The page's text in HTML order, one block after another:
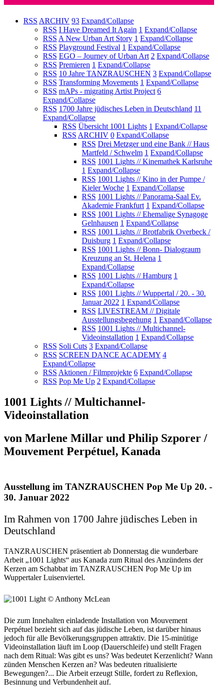
RSS ARCHIV 93 Expand/Collapse
RSS I Have Dreamed It Again 1 Expand/Collapse
RSS A New Urban Art Story 1 Expand/Collapse
RSS Playground Festival 1 Expand/Collapse
RSS EGO – Journey of Urban Art 2 Expand/Collapse
RSS Premieren 1 Expand/Collapse
RSS 10 Jahre TANZRAUSCHEN 3 Expand/Collapse
RSS Transforming Movements 1 Expand/Collapse
RSS mAPs - migrating Artist Project 6
Expand/Collapse
RSS 1700 Jahre jüdisches Leben in Deutschland 11
Expand/Collapse
RSS Übersicht 1001 Lights 1 Expand/Collapse
RSS ARCHIV 0 Expand/Collapse
RSS Drei Metzger und eine Bank // Haus
Martfeld / Schwelm 1 Expand/Collapse
RSS 1001 Lights // Kinemathek Karlsruhe
1 Expand/Collapse
RSS 1001 Lights // Kino in der Pumpe /
Kieler Woche 1 Expand/Collapse
RSS 1001 Lights // Panorama-Saal Ev.
Akademie Frankfurt 1 Expand/Collapse
RSS 1001 Lights // Ehemalige Synagoge
Gelnhausen 1 Expand/Collapse
RSS 1001 Lights // Brotfabrik Overbeck /
Duisburg 1 Expand/Collapse
RSS 1001 Lights // Bonn- Dialograum
Kreuzung an St. Helena 1
Expand/Collapse
RSS 1001 Lights // Hamburg 1
Expand/Collapse
RSS 1001 Lights // Wuppertal / 20. - 30.
Januar 2022 1 Expand/Collapse
RSS LIVESTREAM // Digitale
Ausstellungsbegehung 1 Expand/Collapse
RSS 1001 Lights // Multichannel-
Videoinstallation 1 Expand/Collapse
RSS Soli Cuts 3 Expand/Collapse
RSS SCREEN DANCE ACADEMY 4
Expand/Collapse
RSS Aktionen / Filmprojekte 6 Expand/Collapse
RSS Pop Me Up 2 Expand/Collapse
1001 Lights // Multichannel-
Videoinstallation
von Marlene Millar und Philip Szporer /
Mouvement Perpétuel, Kanada
Ausstellung im TANZRAUSCHEN Pop Me Up 20. -
30. Januar 2022
Im Rahmen von 1700 Jahre jüdisches Leben in
Deutschland
TANZRAUSCHEN präsentiert ab Donnerstag die wunderbare
Arbeit „1001 Lights“ aus Kanada zum Ritual des Anzündens der
Kerzen am Schabbat im TANZRAUSCHEN Pop Me Up im
Wuppertaler Luisenviertel.
Die zum Innehalten einladende Installation von Mouvement
Perpétuel bezieht sich auf das jüdische Leben, ist darüber hinaus
jedoch für alle Bevölkerungsgruppen attraktiv. Die 15-minütige
Videoinstallation läuft im Loop (Dauerschleife) und stellt Fragen
nach dem Ritual: Was gibt es uns? Was bedeutet Kerzenlicht? Wann
zünden Menschen Kerzen an? Was bedeuten ritualisierte
Bewegungen?... Die Arbeit erzeugt Stille, fordert zu Reflexion,
Besinnung und Verbundenheit auf.